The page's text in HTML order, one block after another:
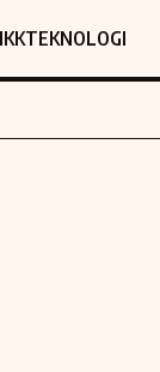
TEKNOLOGI